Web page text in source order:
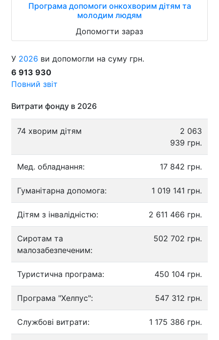
Програма допомоги онкохворим дітям та
молодим людям
Допомогти зараз
У 2026 ви допомогли на суму грн.
6 913 930
Повний звіт
Витрати фонду в 2026
74 хворим дітям
2 063
939 грн.
Мед. обладнання: 17 842 грн.
Гуманітарна допомога: 1 019 141 грн.
Дітям з інвалідністю: 2 611 466 грн.
Сиротам та
малозабезпеченим:
502 702 грн.
Туристична програма: 450 104 грн.
Програма "Хелпус": 547 312 грн.
Службові витрати: 1 175 386 грн.